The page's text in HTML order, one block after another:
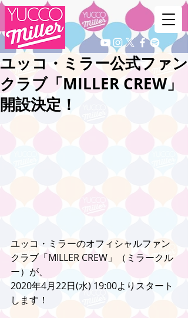
‪ユッコ・ミラー公式ファン
クラブ「MILLER CREW」‬
開設決定！
ユッコ・ミラーのオフィシャルファン
クラブ「MILLER CREW」（ミラークル
ー）‬が、
‪2020年4月22日(水) 19:00よりスタート
します！‬